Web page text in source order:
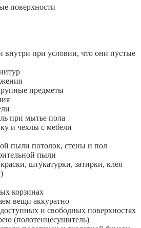
поверхности
при условии, что они пустые
предметы
при мытье пола
и чехлы с мебели
пыли потолок, стены и пол
пыли
штукатурки, затирки, клея
корзинах
вещи аккуратно
и свободных поверхностях
(полотенцесушитель)